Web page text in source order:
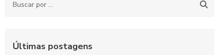
Últimas postagens